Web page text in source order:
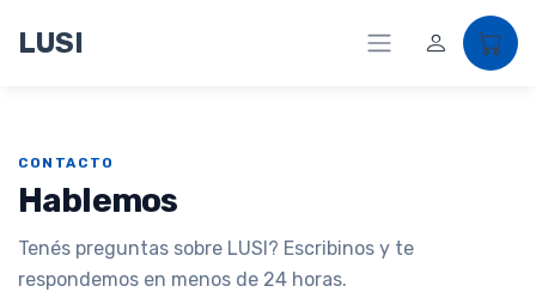
LUSI
CONTACTO
Hablemos
Tenés preguntas sobre LUSI? Escribinos y te
respondemos en menos de 24 horas.